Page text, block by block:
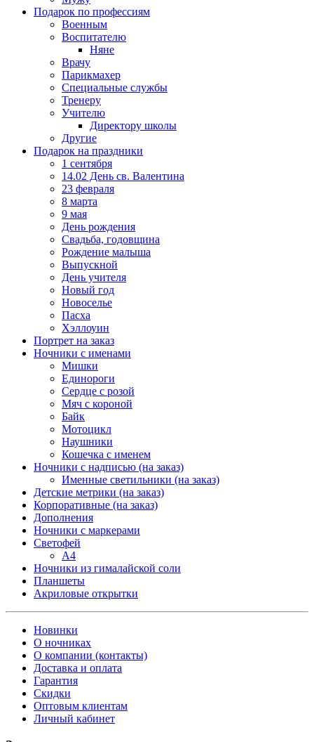
Подарок по профессиям
Военным
Воспитателю
Няне
Врачу
Парикмахер
Специальные службы
Тренеру
Учителю
Директору школы
Другие
Подарок на праздники
1 сентября
14.02 День св. Валентина
23 февраля
8 марта
9 мая
День рождения
Свадьба, годовщина
Рождение малыша
Выпускной
День учителя
Новый год
Новоселье
Пасха
Хэллоуин
Портрет на заказ
Ночники с именами
Мишки
Единороги
Сердце с розой
Мяч с короной
Байк
Мотоцикл
Наушники
Кошечка с именем
Ночники с надписью (на заказ)
Именные светильники (на заказ)
Детские метрики (на заказ)
Корпоративные (на заказ)
Дополнения
Ночники с маркерами
Светофей
А4
Ночники из гималайской соли
Планшеты
Акриловые открытки
Новинки
О ночниках
О компании (контакты)
Доставка и оплата
Гарантия
Скидки
Оптовым клиентам
Личный кабинет